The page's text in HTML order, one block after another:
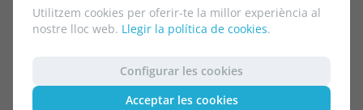
Utilitzem cookies per oferir-te la millor experiència al
nostre lloc web. Llegir la política de cookies.
Configurar les cookies
Acceptar les cookies